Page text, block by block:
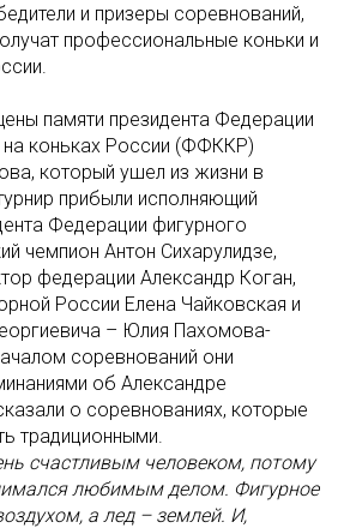
и призеры соревнований,
профессиональные коньки и
памяти президента Федерации
на коньках России (ФФККР)
который ушел из жизни в
прибыли исполняющий
Федерации фигурного
чемпион Антон Сихарулидзе,
федерации Александр Коган,
России Елена Чайковская и
– Юлия Пахомова-
соревнований они
об Александре
о соревнованиях, которые
традиционными.
счастливым человеком, потому
любимым делом. Фигурное
а лед – землей. И,